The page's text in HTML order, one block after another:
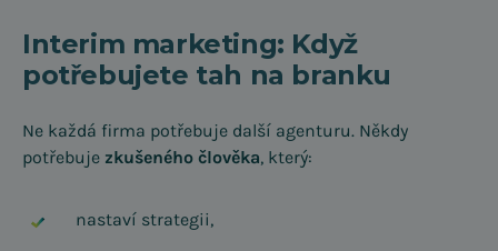
Interim marketing: Když
potřebujete tah na branku
Ne každá firma potřebuje další agenturu. Někdy
potřebuje zkušeného člověka, který:
nastaví strategii,